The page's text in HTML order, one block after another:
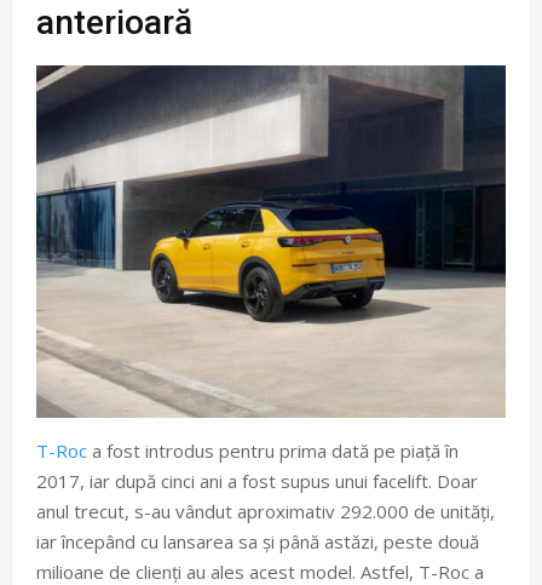
anterioară
T-Roc a fost introdus pentru prima dată pe piață în
2017, iar după cinci ani a fost supus unui facelift. Doar
anul trecut, s-au vândut aproximativ 292.000 de unități,
iar începând cu lansarea sa și până astăzi, peste două
milioane de clienți au ales acest model. Astfel, T-Roc a